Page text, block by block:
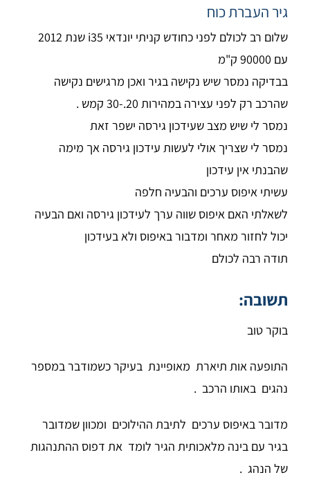
גיר העברת כוח
שלום רב לכולם לפני כחודש קניתי יונדאי i35 שנת 2012
עם 90000 ק"מ
בבדיקה נמסר שיש נקישה בגיר ואכן מרגישים נקישה
שהרכב רק לפני עצירה במהירות 20.-30 קמש .
נמסר לי שיש מצב שעידכון גירסה ישפר זאת
נמסר לי שצריך אולי לעשות עידכון גירסה אך מימה
שהבנתי אין עידכון
עשיתי איפוס ערכים והבעיה חלפה
לשאלתי האם איפוס שווה ערך לעידכון גירסה ואם הבעיה
יכול לחזור מאחר ומדבור באיפוס ולא בעידכון
תודה רבה לכולם
תשובה:
בוקר טוב
התופעה אות תיארת מאופיינת בעיקר כשמודבר במספר
נהגים באותו הרכב .
מדובר באיפוס ערכים לתיבת ההילוכים ומכוון שמדובר
בגיר עם בינה מלאכותית הגיר לומד את דפוס ההתנהגות
של הנהג .